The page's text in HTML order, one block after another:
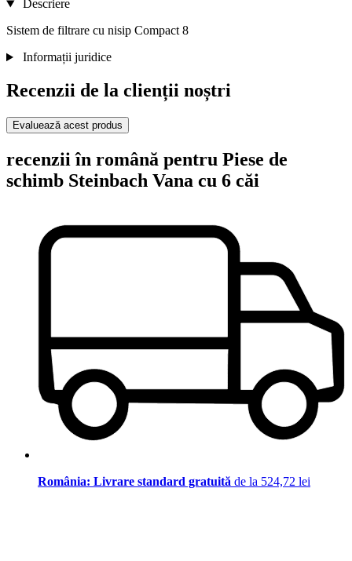
Descriere
Sistem de filtrare cu nisip Compact 8
Informații juridice
Recenzii de la clienții noștri
Evaluează acest produs
recenzii în română pentru Piese de
schimb Steinbach Vana cu 6 căi
România: Livrare standard gratuită de la 524,72 lei